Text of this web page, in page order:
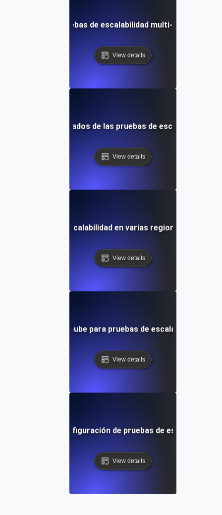
futuras en pruebas de escalabilidad multi-región y
View details
los resultados de las pruebas de escalabilidad en
View details
Cómo probar la escalabilidad en varias regiones usando
View details
recursos en la nube para pruebas de escalabilidad en
View details
a paso para la configuración de pruebas de escalabilidad
View details